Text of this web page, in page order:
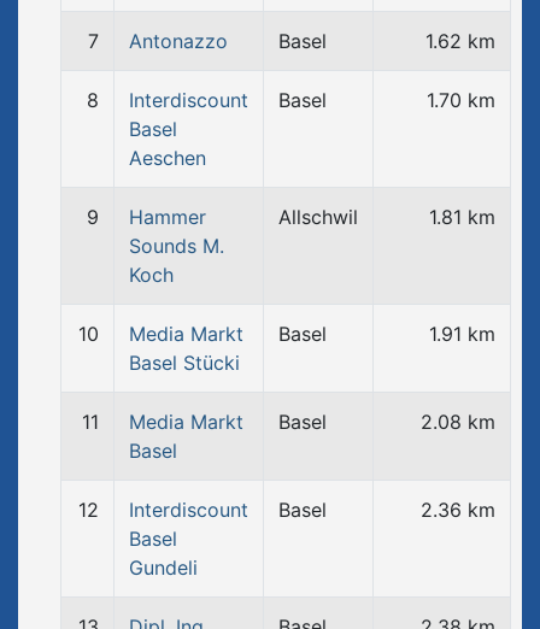
7 Antonazzo Basel 1.62 km
8
Interdiscount
Basel
Aeschen
Basel 1.70 km
9
Hammer
Sounds M.
Koch
Allschwil 1.81 km
10
Media Markt
Basel Stücki
Basel 1.91 km
11
Media Markt
Basel
Basel 2.08 km
12
Interdiscount
Basel
Gundeli
Basel 2.36 km